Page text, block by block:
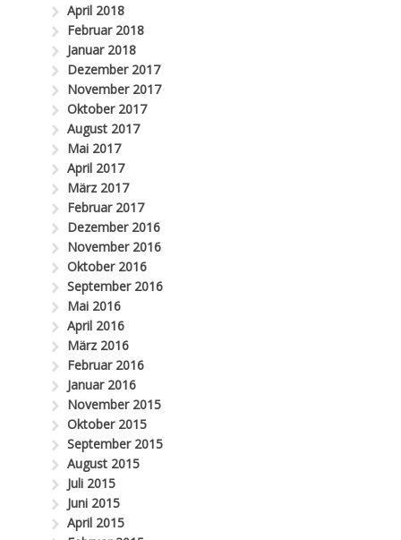
April 2018
Februar 2018
Januar 2018
Dezember 2017
November 2017
Oktober 2017
August 2017
Mai 2017
April 2017
März 2017
Februar 2017
Dezember 2016
November 2016
Oktober 2016
September 2016
Mai 2016
April 2016
März 2016
Februar 2016
Januar 2016
November 2015
Oktober 2015
September 2015
August 2015
Juli 2015
Juni 2015
April 2015